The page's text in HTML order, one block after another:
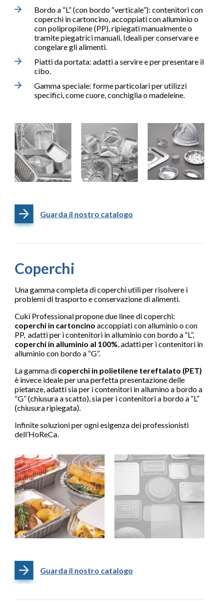
Bordo a “L” (con bordo “verticale”): contenitori con
coperchi in cartoncino, accoppiati con alluminio o
con polipropilene (PP), ripiegati manualmente o
tramite piegatrici manuali. Ideali per conservare e
congelare gli alimenti.
Piatti da portata: adatti a servire e per presentare il
cibo.
Gamma speciale: forme particolari per utilizzi
specifici, come cuore, conchiglia o madeleine.
Guarda il nostro catalogo
Coperchi
Una gamma completa di coperchi utili per risolvere i
problemi di trasporto e conservazione di alimenti.
Cuki Professional propone due linee di coperchi:
coperchi in cartoncino accoppiati con alluminio o con
PP, adatti per i contenitori in alluminio con bordo a “L”,
coperchi in alluminio al 100%, adatti per i contenitori in
alluminio con bordo a “G”.
La gamma di coperchi in polietilene tereftalato (PET)
è invece ideale per una perfetta presentazione delle
pietanze, adatti sia per i contenitori in allumino a bordo a
“G” (chiusura a scatto), sia per i contenitori a bordo a “L”
(chiusura ripiegata).
Infinite soluzioni per ogni esigenza dei professionisti
dell’HoReCa.
Guarda il nostro catalogo